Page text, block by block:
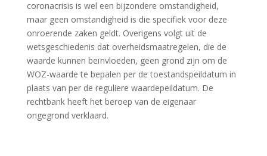
coronacrisis is wel een bijzondere omstandigheid,
maar geen omstandigheid is die specifiek voor deze
onroerende zaken geldt. Overigens volgt uit de
wetsgeschiedenis dat overheidsmaatregelen, die de
waarde kunnen beïnvloeden, geen grond zijn om de
WOZ-waarde te bepalen per de toestandspeildatum in
plaats van per de reguliere waardepeildatum. De
rechtbank heeft het beroep van de eigenaar
ongegrond verklaard.